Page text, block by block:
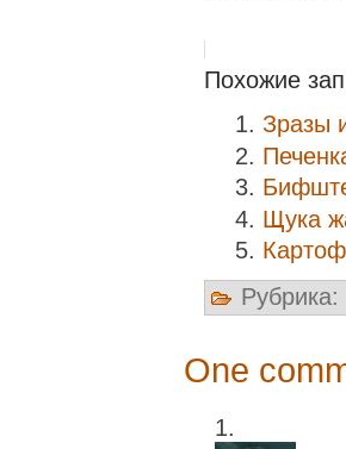
Похожие
Зразы
Щука
Рубрика:
One